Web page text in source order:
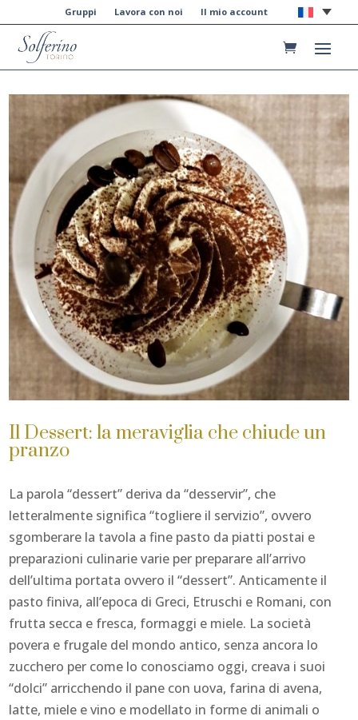
Gruppi Lavora con noi Il mio account
Il Dessert: la meraviglia che chiude un
pranzo
La parola “dessert” deriva da “desservir”, che
letteralmente significa “togliere il servizio”, ovvero
sgomberare la tavola a fine pasto da piatti postai e
preparazioni culinarie varie per preparare all’arrivo
dell’ultima portata ovvero il “dessert”. Anticamente il
pasto finiva, all’epoca di Greci, Etruschi e Romani, con
frutta secca e fresca, formaggi e miele. La società
povera e frugale del mondo antico, senza ancora lo
zucchero per come lo conosciamo oggi, creava i suoi
“dolci” arricchendo il pane con uova, farina di avena,
latte, miele e vino e modellato in forme di animali o